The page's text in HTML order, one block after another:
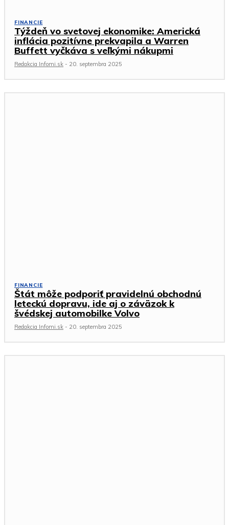
FINANCIE
Týždeň vo svetovej ekonomike: Americká
inflácia pozitívne prekvapila a Warren
Buffett vyčkáva s veľkými nákupmi
Redakcia Infomi.sk - 20. septembra 2025
FINANCIE
Štát môže podporiť pravidelnú obchodnú
leteckú dopravu, ide aj o záväzok k
švédskej automobilke Volvo
Redakcia Infomi.sk - 20. septembra 2025